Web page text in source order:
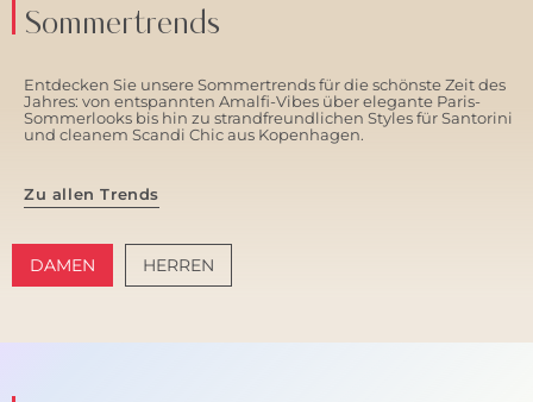
Sommertrends
Entdecken Sie unsere Sommertrends für die schönste Zeit des
Jahres: von entspannten Amalfi-Vibes über elegante Paris-
Sommerlooks bis hin zu strandfreundlichen Styles für Santorini
und cleanem Scandi Chic aus Kopenhagen.
Zu allen Trends
DAMEN HERREN